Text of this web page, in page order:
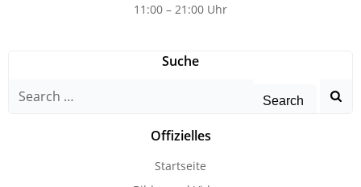
11:00 – 21:00 Uhr
Suche
Search
Offizielles
Startseite